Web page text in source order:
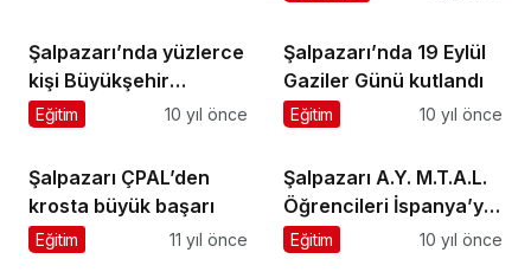
Şalpazarı’nda yüzlerce
kişi Büyükşehir
İftarında buluştu
Eğitim 10 yıl önce
Şalpazarı’nda 19 Eylül
Gaziler Günü kutlandı
Eğitim 10 yıl önce
Şalpazarı ÇPAL’den
krosta büyük başarı
Eğitim 11 yıl önce
Şalpazarı A.Y. M.T.A.L.
Öğrencileri İspanya’ya
hareket etti
Eğitim 10 yıl önce